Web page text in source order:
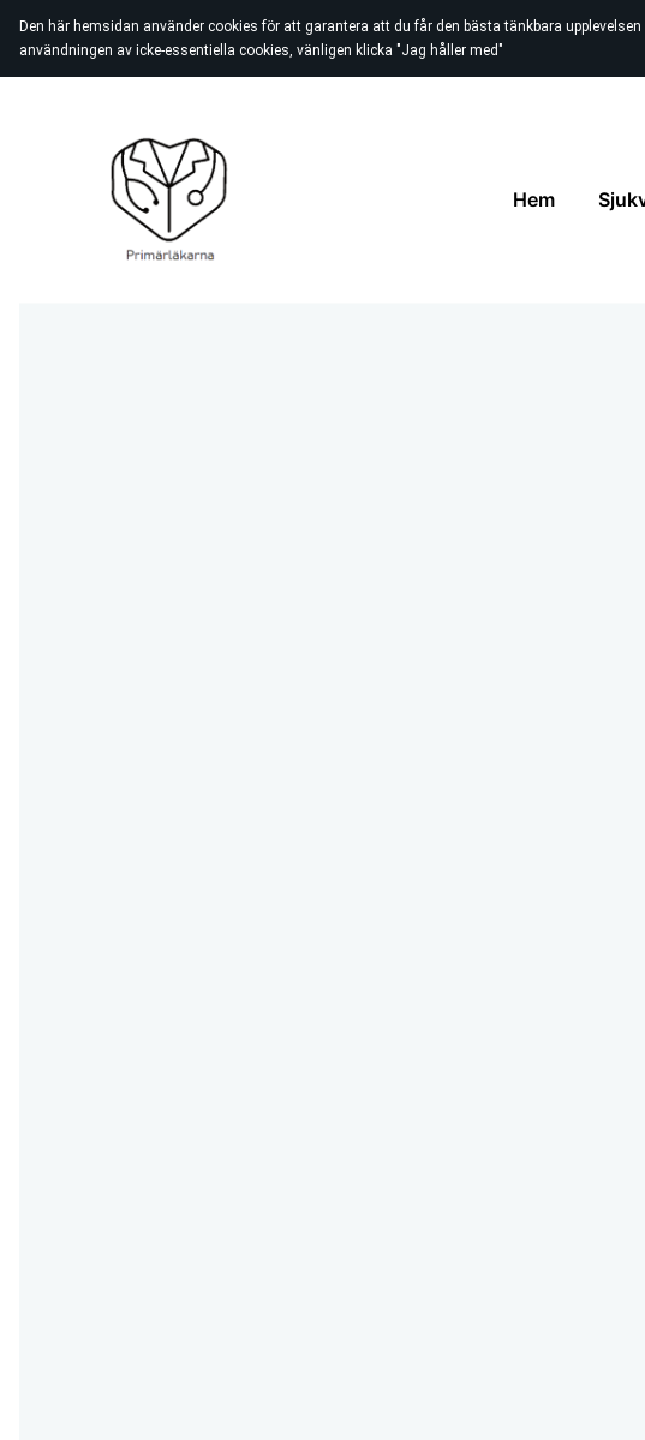
Den här hemsidan använder cookies för att garantera att du får den bästa tänkbara upplevelsen
användningen av icke-essentiella cookies, vänligen klicka "Jag håller med"
Hem